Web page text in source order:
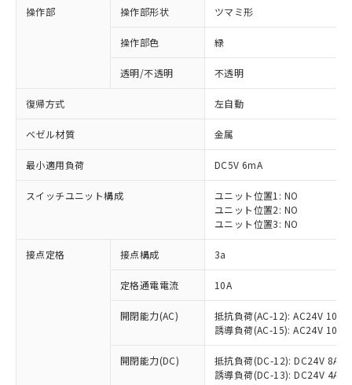
操作部 操作部形状 ツマミ形
操作部色 緑
透明/不透明 不透明
復帰方式 左自動
ベゼル材質 金属
最小適用負荷 DC5V 6mA
スイッチユニット構成
ユニット位置1: NO
ユニット位置2: NO
ユニット位置3: NO
接点定格 接点構成 3a
定格通電電流 10A
開閉能力(AC)
抵抗負荷(AC-12): AC24V 10A/
誘導負荷(AC-15): AC24V
開閉能力(DC)
抵抗負荷(DC-12): DC24V 8A/
誘導負荷(DC-13): DC24V 4A/
ご利用条件
対応済み：EU RoHS指令（10物質）の
非含有に対応した製品が提供可能な商品で
有に対応した製品に切り替える予定のある